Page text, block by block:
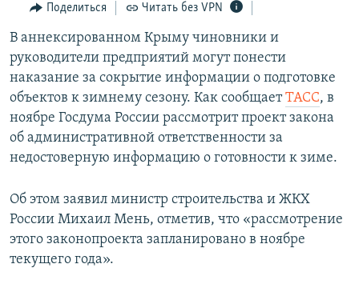
поискуИНФОГРАФИКА
ТЕЛЕПРОЕКТ КРЫМ.РЕАЛИИ
СОВЕТЫ ПРАВОЗАЩИТНИКОВ
ПРОПАВШИЕ БЕЗ ВЕСТИ
ПОБЕДИТЕЛЕЙ НЕ СУДЯТ?
КРЫМ.НЕПОКОРЕННЫЙ
УКРАИНСКАЯ ПРОБЛЕМА КРЫМА
КАК ОБОЙТИ БЛОКИРОВКУ
Українською
Qırımtatar
ПРИСОЕДИНЯЙТЕСЬ!
Все сайты RFE/RL
Поделиться Читать без VPN
В аннексированном Крыму чиновники и
руководители предприятий могут понести
наказание за сокрытие информации о подготовке
объектов к зимнему сезону. Как сообщаетТАСС, в
ноябре Госдума России рассмотрит проект закона
об административной ответственности за
недостоверную информацию о готовности к зиме.
Об этом заявил министр строительства и ЖКХ
России Михаил Мень, отметив, что «рассмотрение
этого законопроекта запланировано в ноябре
текущего года».